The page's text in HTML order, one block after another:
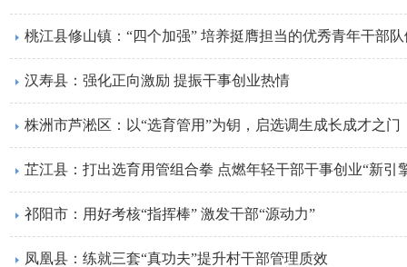
桃江县修山镇：“四个加强” 培养挺膺担当的优秀青年干部队
汉寿县：强化正向激励 提振干事创业热情
株洲市芦淞区：以“选育管用”为钥，启选调生成长成才之门
芷江县：打出选育用管组合拳 点燃年轻干部干事创业“新引
祁阳市：用好考核“指挥棒” 激发干部“源动力”
凤凰县：练就三套“真功夫”提升村干部管理质效